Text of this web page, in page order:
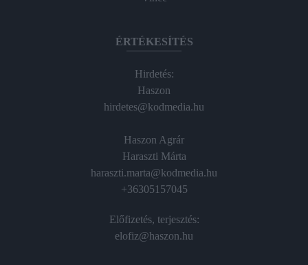
ÉRTÉKESÍTÉS
Hirdetés:
Haszon
hirdetes@kodmedia.hu
Haszon Agrár
Haraszti Márta
haraszti.marta@kodmedia.hu
+36305157045
Előfizetés, terjesztés:
elofiz@haszon.hu